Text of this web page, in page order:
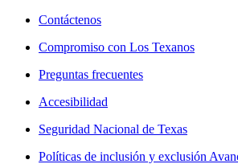
Contáctenos
Compromiso con Los Texanos
Preguntas frecuentes
Accesibilidad
Seguridad Nacional de Texas
Políticas de inclusión y exclusión